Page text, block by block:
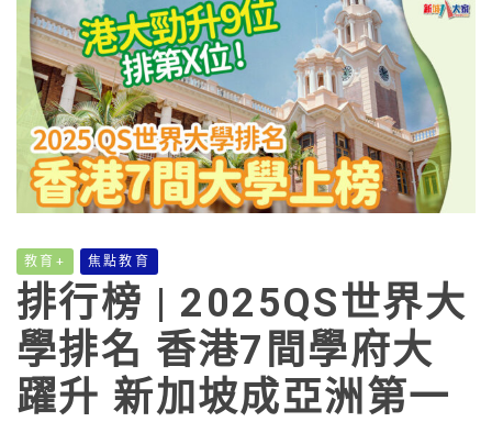
教育+ 焦點教育
排行榜 | 2025QS世界大
學排名 香港7間學府大
躍升 新加坡成亞洲第一